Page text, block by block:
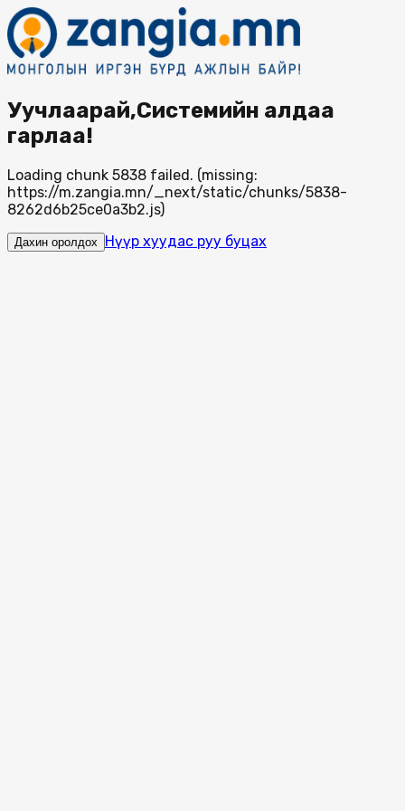
Уучлаарай,Системийн алдаа
гарлаа!
Loading chunk 5838 failed. (missing:
https://m.zangia.mn/_next/static/chunks/5838-
8262d6b25ce0a3b2.js)
Дахин оролдох Нүүр хуудас руу буцах